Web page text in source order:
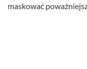
maskować